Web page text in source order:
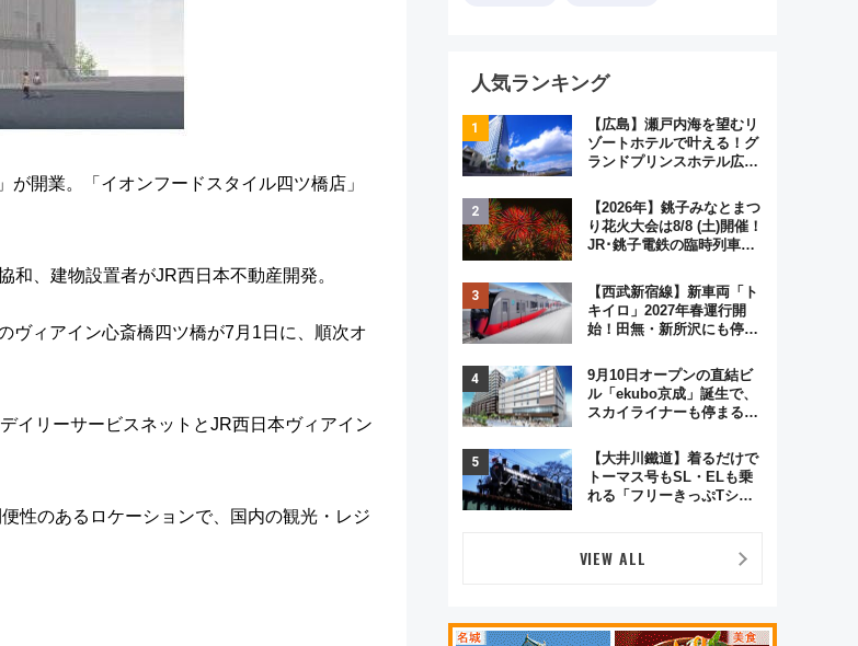
開業。「イオンフードスタイル四ツ橋店」
、建物設置者がJR西日本不動産開発。
ヴィアイン心斎橋四ツ橋が7月1日に、順次オ
イリーサービスネットとJR西日本ヴィアイン
性のあるロケーションで、国内の観光・レジ
人気ランキング
【広島】瀬戸内海を望むリ
ゾートホテルで叶える！グ
ランドプリンスホテル広島
ジュアルパーティープラン
【2026年】銚子みなとまつ
り花火大会は8/8 (土)開催！
JR･銚子電鉄の臨時列車や
く8,000発の大迫力＆屋台
を満喫
【西武新宿線】新車両「ト
キイロ」2027年春運行開
始！田無・新所沢にも停
弾」も
9月10日オープンの直結ビ
ル「ekubo京成」誕生で、
スカイライナーも停まる巨
変わる？ 全テナント情報も
公開！
【大井川鐵道】着るだけで
トーマス号もSL・ELも乗
れる「フリーきっぷTシャ
VIEW ALL